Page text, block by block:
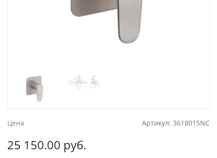
Цена Артикул: 361801SNC
25 150.00 руб.